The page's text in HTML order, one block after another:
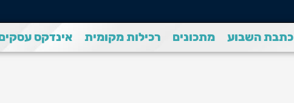
כתבת השבוע מתכונים רכילות מקומית אינדקס